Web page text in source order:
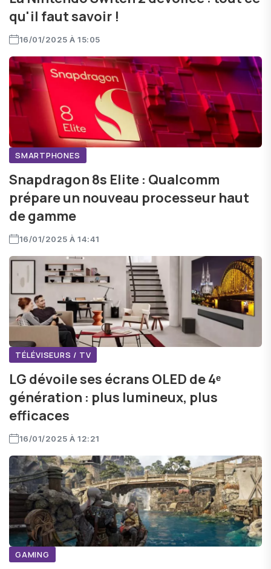
qu'il faut savoir !
16/01/2025 À 15:05
SMARTPHONES
Snapdragon 8s Elite : Qualcomm
prépare un nouveau processeur haut
de gamme
16/01/2025 À 14:41
TÉLÉVISEURS / TV
LG dévoile ses écrans OLED de 4ᵉ
génération : plus lumineux, plus
efficaces
16/01/2025 À 12:21
GAMING